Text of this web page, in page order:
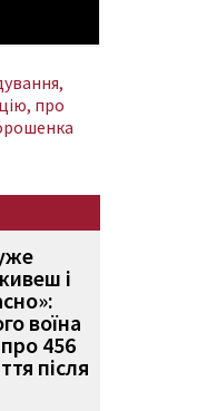
про
і
воїна
456
після